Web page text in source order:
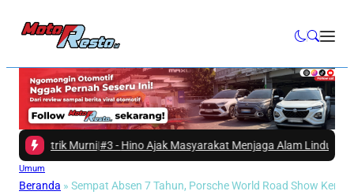
Listrik Murni|#3 -Hino Ajak Masyarakat Menjaga Alam Lindungi Tukik
Umum
Beranda » Sempat Absen 7 Tahun, Porsche World Road Show